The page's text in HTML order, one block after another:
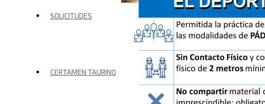
SOLICITUDES
CERTAMEN TAURINO